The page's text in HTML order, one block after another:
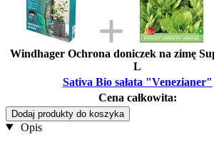
Windhager Ochrona doniczek na zimę
L
Sativa Bio sałata "Venezianer"
Cena całkowita:
Dodaj produkty do koszyka
Opis